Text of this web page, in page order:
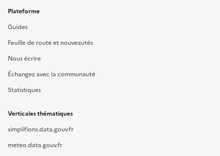
Plateforme
Guides
Feuille de route et nouveautés
Nous écrire
Échangez avec la communauté
Statistiques
Verticales thématiques
simplifions.data.gouv.fr
meteo.data.gouv.fr